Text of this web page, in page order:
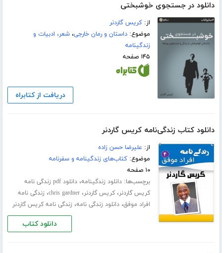
دانلود در جستجوی خوشبختی
از:کریس گاردنر
موضوع:داستان و رمان خارجی،شعر، ادبیات و
زندگینامه
۱۴۵ صفحه
دریافت از کتابراه
دانلود کتاب زندگی‌نامه کریس گاردنر
از: علیرضا حسن زاده
موضوع:کتاب‌های زندگینامه و سفرنامه
۱۰ صفحه
برچسب‌ها:دانلود زندگینامه،
دانلود pdf زندگی نامه
کریس گاردنر،کریس گاردنر،chris gardner، زندگی نامه
افراد موفق،دانلود زندگی نامه، زندگی نامه کریس گاردنر
دانلود کتاب